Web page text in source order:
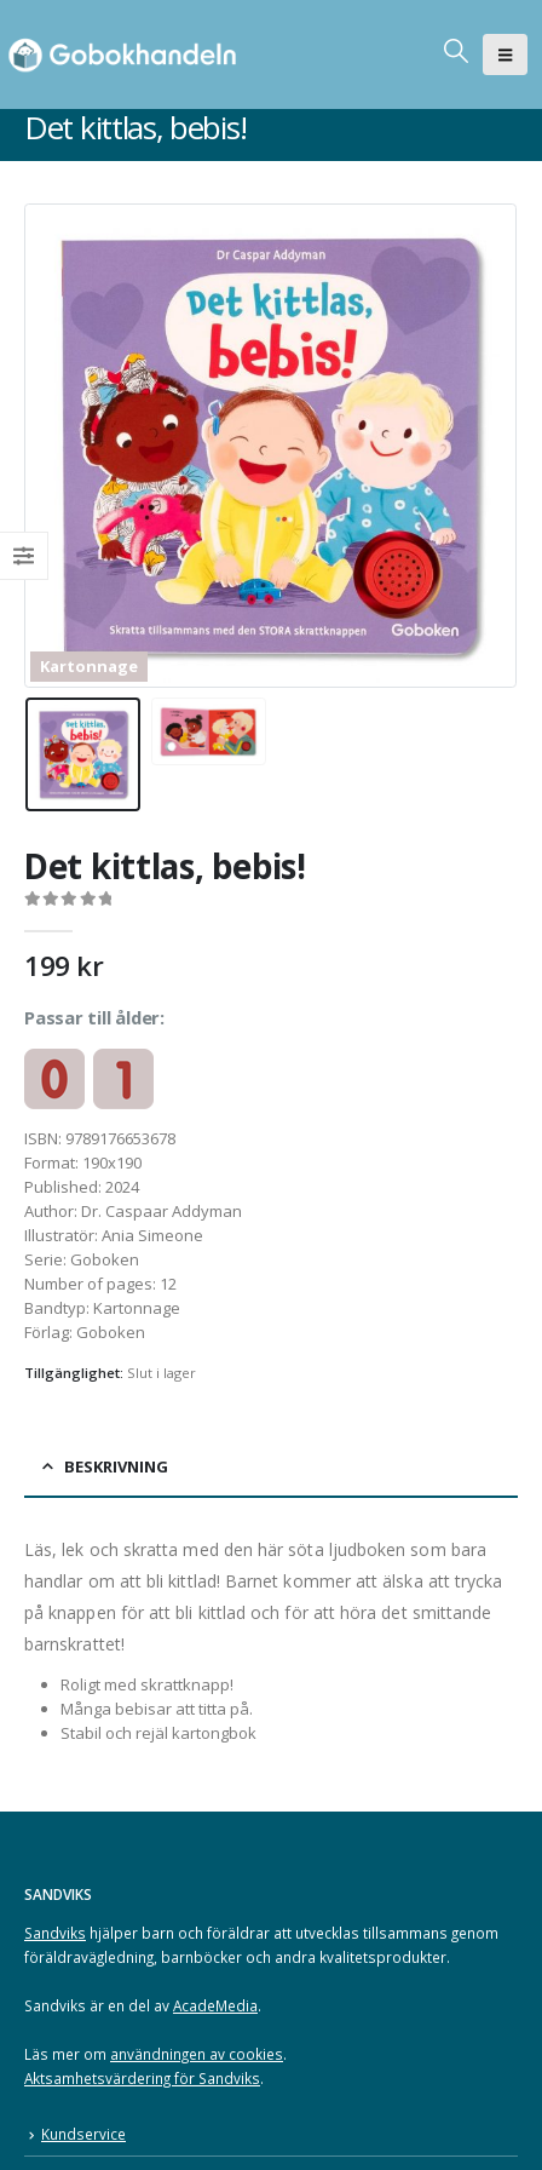
Det kittlas, bebis!
Kartonnage
Det kittlas, bebis!
199 kr
Passar till ålder:
ISBN: 9789176653678
Format: 190x190
Published: 2024
Author: Dr. Caspaar Addyman
Illustratör: Ania Simeone
Serie: Goboken
Number of pages: 12
Bandtyp: Kartonnage
Förlag: Goboken
Tillgänglighet: Slut i lager
BESKRIVNING
Läs, lek och skratta med den här söta ljudboken som bara
handlar om att bli kittlad! Barnet kommer att älska att trycka
på knappen för att bli kittlad och för att höra det smittande
barnskrattet!
Roligt med skrattknapp!
Många bebisar att titta på.
Stabil och rejäl kartongbok
SANDVIKS
Sandviks hjälper barn och föräldrar att utvecklas tillsammans genom
föräldravägledning, barnböcker och andra kvalitetsprodukter.
Sandviks är en del avAcadeMedia.
Läs mer om användningen av cookies.
Aktsamhetsvärdering för Sandviks.
Kundservice